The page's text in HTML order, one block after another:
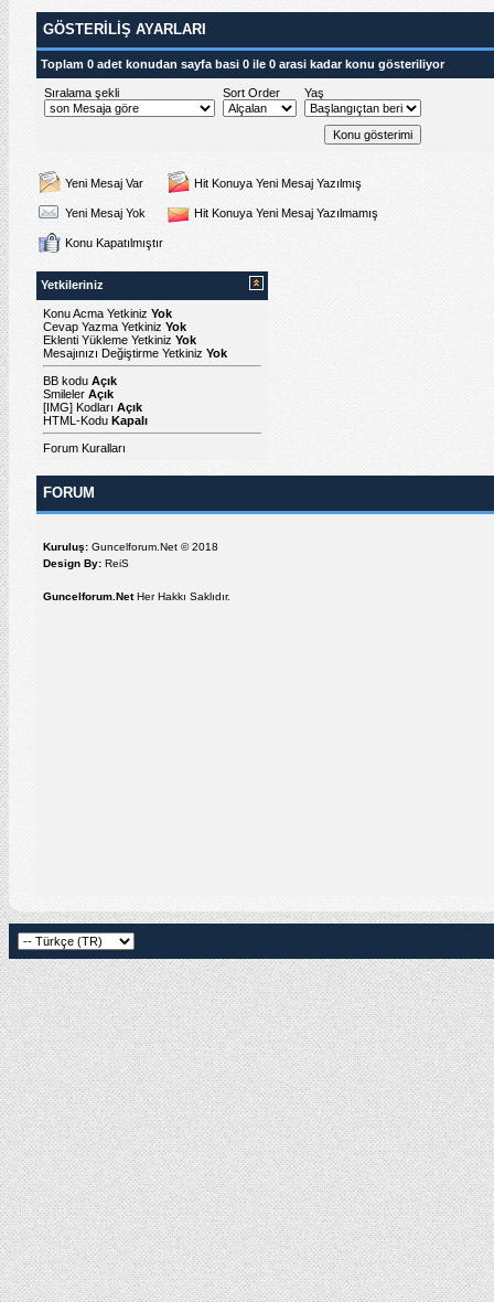
GÖSTERILIŞ AYARLARI
Toplam 0 adet konudan sayfa basi 0 ile 0 arasi kadar konu gösteriliyor
Sıralama şekli Sort Order Yaş
Yeni Mesaj Var Hit Konuya Yeni Mesaj Yazılmış
Yeni Mesaj Yok Hit Konuya Yeni Mesaj Yazılmamış
Konu Kapatılmıştır
Yetkileriniz
Konu Acma Yetkiniz Yok
Cevap Yazma Yetkiniz Yok
Eklenti Yükleme Yetkiniz Yok
Mesajınızı Değiştirme Yetkiniz Yok
BB kodu Açık
Smileler Açık
[IMG] Kodları Açık
HTML-Kodu Kapalı
Forum Kuralları
FORUM
Kuruluş: Guncelforum.Net © 2018
Design By: ReiS
Guncelforum.NetHer Hakkı Saklıdır.